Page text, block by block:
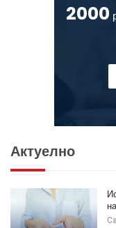
2000
Актуелно